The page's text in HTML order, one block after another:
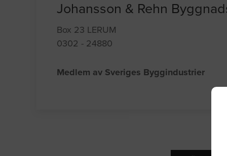
Johansson & Rehn
Box 23 LERUM
0302 - 24880
Medlem av Sveriges Byggindustrier